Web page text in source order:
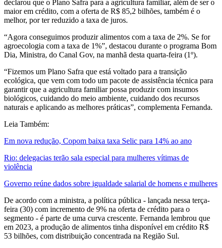
declarou que o Plano Safra para a agricultura familiar, além de ser o
maior em crédito, com a oferta de R$ 85,2 bilhões, também é o
melhor, por ter reduzido a taxa de juros.
“Agora conseguimos produzir alimentos com a taxa de 2%. Se for
agroecologia com a taxa de 1%”, destacou durante o programa Bom
Dia, Ministra, do Canal Gov, na manhã desta quarta-feira (1º).
“Fizemos um Plano Safra que está voltado para a transição
ecológica, que vem com todo um pacote de assistência técnica para
garantir que a agricultura familiar possa produzir com insumos
biológicos, cuidando do meio ambiente, cuidando dos recursos
naturais e aplicando as melhores práticas”, complementa Fernanda.
Leia Também:
Em nova redução, Copom baixa taxa Selic para 14% ao ano
Rio: delegacias terão sala especial para mulheres vítimas de
violência
Governo reúne dados sobre igualdade salarial de homens e mulheres
De acordo com a ministra, a política pública - lançada nessa terça-
feira (30) com incremento de 9% na oferta de crédito para o
segmento - é parte de uma curva crescente. Fernanda lembrou que
em 2023, a produção de alimentos tinha disponível em crédito R$
53 bilhões, com distribuição concentrada na Região Sul.